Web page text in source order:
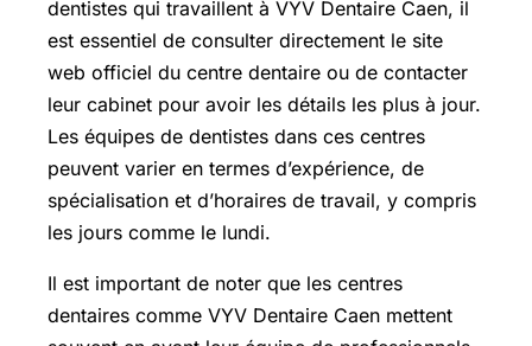
dentistes qui travaillent à VYV Dentaire Caen, il
est essentiel de consulter directement le site
web officiel du centre dentaire ou de contacter
leur cabinet pour avoir les détails les plus à jour.
Les équipes de dentistes dans ces centres
peuvent varier en termes d’expérience, de
spécialisation et d’horaires de travail, y compris
les jours comme le lundi.
Il est important de noter que les centres
dentaires comme VYV Dentaire Caen mettent